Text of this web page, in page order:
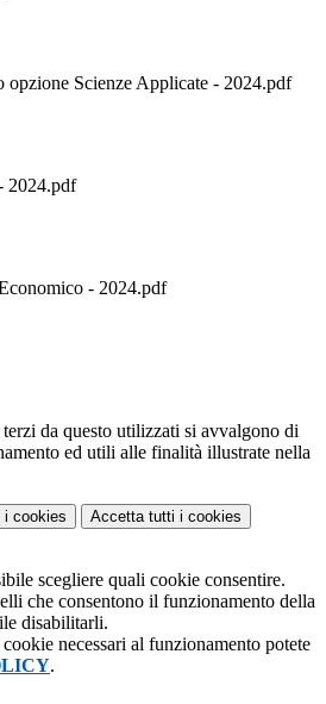
Scienze Applicate - 2024.pdf
2024.pdf
- 2024.pdf
da questo utilizzati si avvalgono di
ed utili alle finalità illustrate nella
i cookies Accetta tutti i cookies
scegliere quali cookie consentire.
che consentono il funzionamento della
disabilitarli.
necessari al funzionamento potete
.